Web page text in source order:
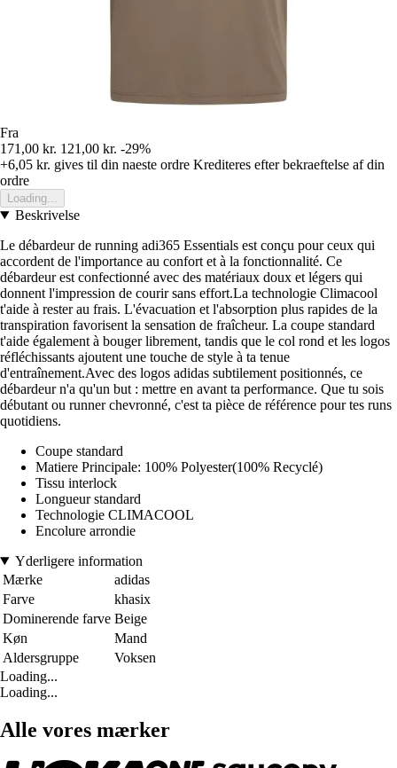
Fra
171,00 kr. 121,00 kr. -29%
+6,05 kr. gives til din naeste ordre Krediteres efter bekraeftelse af din
ordre
Loading...
Beskrivelse
Le débardeur de running adi365 Essentials est conçu pour ceux qui
accordent de l'importance au confort et à la fonctionnalité. Ce
débardeur est confectionné avec des matériaux doux et légers qui
donnent l'impression de courir sans effort.La technologie Climacool
t'aide à rester au frais. L'évacuation et l'absorption plus rapides de la
transpiration favorisent la sensation de fraîcheur. La coupe standard
t'aide également à bouger librement, tandis que le col rond et les logos
réfléchissants ajoutent une touche de style à ta tenue
d'entraînement.Avec des logos adidas subtilement positionnés, ce
débardeur n'a qu'un but : mettre en avant ta performance. Que tu sois
débutant ou runner chevronné, c'est ta pièce de référence pour tes runs
quotidiens.
Coupe standard
Matiere Principale: 100% Polyester(100% Recyclé)
Tissu interlock
Longueur standard
Technologie CLIMACOOL
Encolure arrondie
Yderligere information
Mærke
adidas
Farve
khasix
Dominerende farve Beige
Køn
Mand
Aldersgruppe
Voksen
Loading...
Loading...
Alle vores mærker